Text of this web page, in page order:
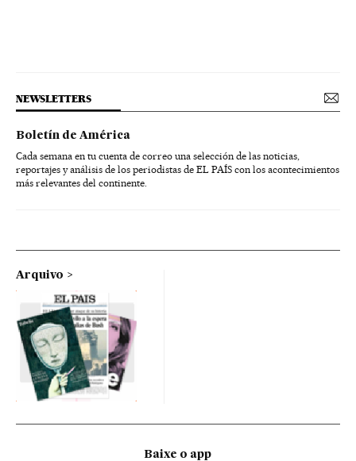
NEWSLETTERS
Boletín de América
Cada semana en tu cuenta de correo una selección de las noticias,
reportajes y análisis de los periodistas de EL PAÍS con los acontecimientos
más relevantes del continente.
Arquivo
Baixe o app